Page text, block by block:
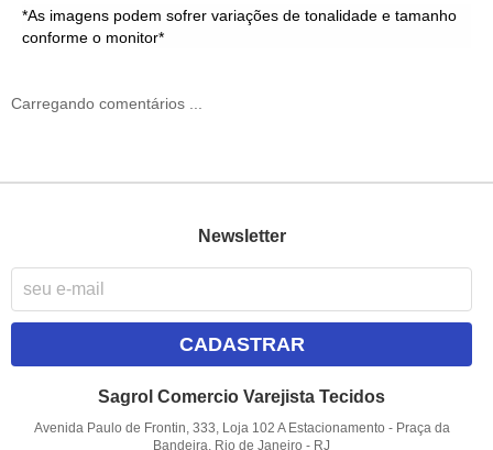
*As imagens podem sofrer variações de tonalidade e tamanho
conforme o monitor*
Carregando comentários ...
Newsletter
CADASTRAR
Sagrol Comercio Varejista Tecidos
Avenida Paulo de Frontin, 333, Loja 102 A Estacionamento - Praça da
Bandeira, Rio de Janeiro - RJ